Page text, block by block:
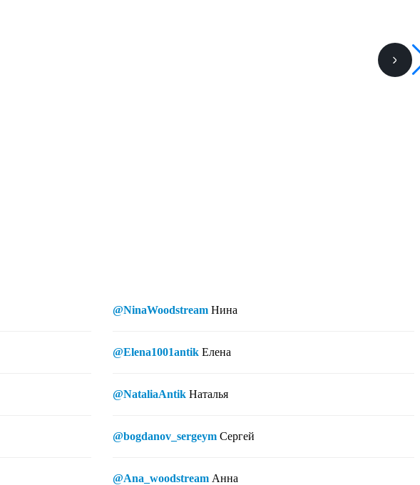
@NinaWoodstream Нина
@Elena1001antik Елена
@NataliaAntik Наталья
@bogdanov_sergeym Сергей
@Ana_woodstream Анна